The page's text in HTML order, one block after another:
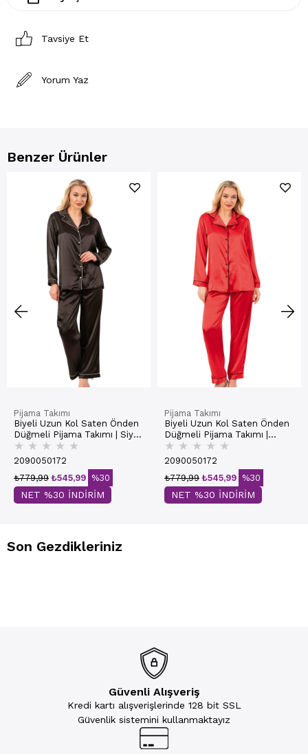
Tavsiye Et
Yorum Yaz
Benzer Ürünler
Pijama Takımı
Biyeli Uzun Kol Saten Önden
Düğmeli Pijama Takımı | Siyah
7647
★ ★ ★ ★ ★
2090050172
₺545,99
₺779,99 %30
NET %30 İNDİRİM
Pijama Takımı
Biyeli Uzun Kol Saten Önden
Düğmeli Pijama Takımı |
Kırmızı 7647
★ ★ ★ ★ ★
2090050172
₺545,99
₺779,99 %30
NET %30 İNDİRİM
Son Gezdikleriniz
Güvenli Alışveriş
Kredi kartı alışverişlerinde 128 bit SSL
Güvenlik sistemini kullanmaktayız